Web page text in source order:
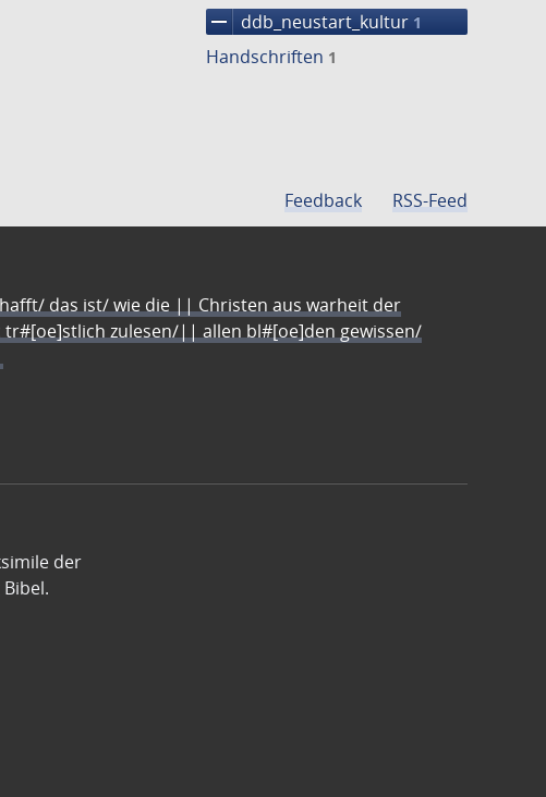
remove ddb_neustart_kultur 1
Handschriften 1
Feedback RSS-Feed
das ist/ wie die || Christen aus warheit der
zulesen/|| allen bl#[oe]den gewissen/
der